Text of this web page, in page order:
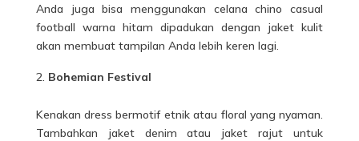
Anda juga bisa menggunakan celana chino casual
football warna hitam dipadukan dengan jaket kulit
akan membuat tampilan Anda lebih keren lagi.
Bohemian Festival
Kenakan dress bermotif etnik atau floral yang nyaman.
Tambahkan jaket denim atau jaket rajut untuk